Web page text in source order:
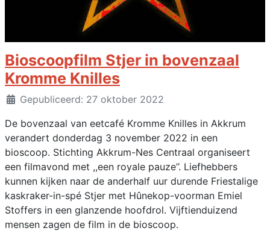
Bioscoopfilm Stjer in bovenzaal
Kromme Knilles
DetailsGepubliceerd: 27 oktober 2022
De bovenzaal van eetcafé Kromme Knilles in Akkrum
verandert donderdag 3 november 2022 in een
bioscoop. Stichting Akkrum-Nes Centraal organiseert
een filmavond met ,,een royale pauze’’. Liefhebbers
kunnen kijken naar de anderhalf uur durende Friestalige
kaskraker-in-spé Stjer met Hûnekop-voorman Emiel
Stoffers in een glanzende hoofdrol. Vijftienduizend
mensen zagen de film in de bioscoop.